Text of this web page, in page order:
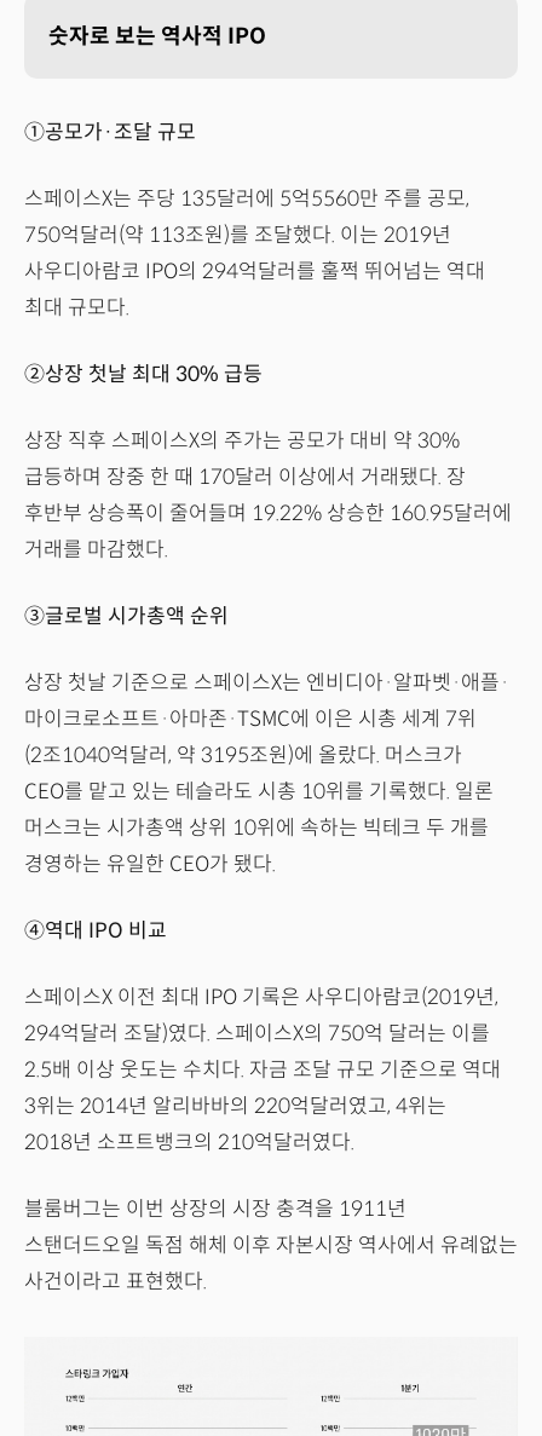
숫자로 보는 역사적 IPO
①공모가·조달 규모
스페이스X는 주당 135달러에 5억5560만 주를 공모,
750억달러(약 113조원)를 조달했다. 이는 2019년
사우디아람코 IPO의 294억달러를 훌쩍 뛰어넘는 역대
최대 규모다.
②상장 첫날 최대 30% 급등
상장 직후 스페이스X의 주가는 공모가 대비 약 30%
급등하며 장중 한 때 170달러 이상에서 거래됐다. 장
후반부 상승폭이 줄어들며 19.22% 상승한 160.95달러에
거래를 마감했다.
③글로벌 시가총액 순위
상장 첫날 기준으로 스페이스X는 엔비디아·알파벳·애플·
마이크로소프트·아마존·TSMC에 이은 시총 세계 7위
(2조1040억달러, 약 3195조원)에 올랐다. 머스크가
CEO를 맡고 있는 테슬라도 시총 10위를 기록했다. 일론
머스크는 시가총액 상위 10위에 속하는 빅테크 두 개를
경영하는 유일한 CEO가 됐다.
④역대 IPO 비교
스페이스X 이전 최대 IPO 기록은 사우디아람코(2019년,
294억달러 조달)였다. 스페이스X의 750억 달러는 이를
2.5배 이상 웃도는 수치다. 자금 조달 규모 기준으로 역대
3위는 2014년 알리바바의 220억달러였고, 4위는
2018년 소프트뱅크의 210억달러였다.
블룸버그는 이번 상장의 시장 충격을 1911년
스탠더드오일 독점 해체 이후 자본시장 역사에서 유례없는
사건이라고 표현했다.